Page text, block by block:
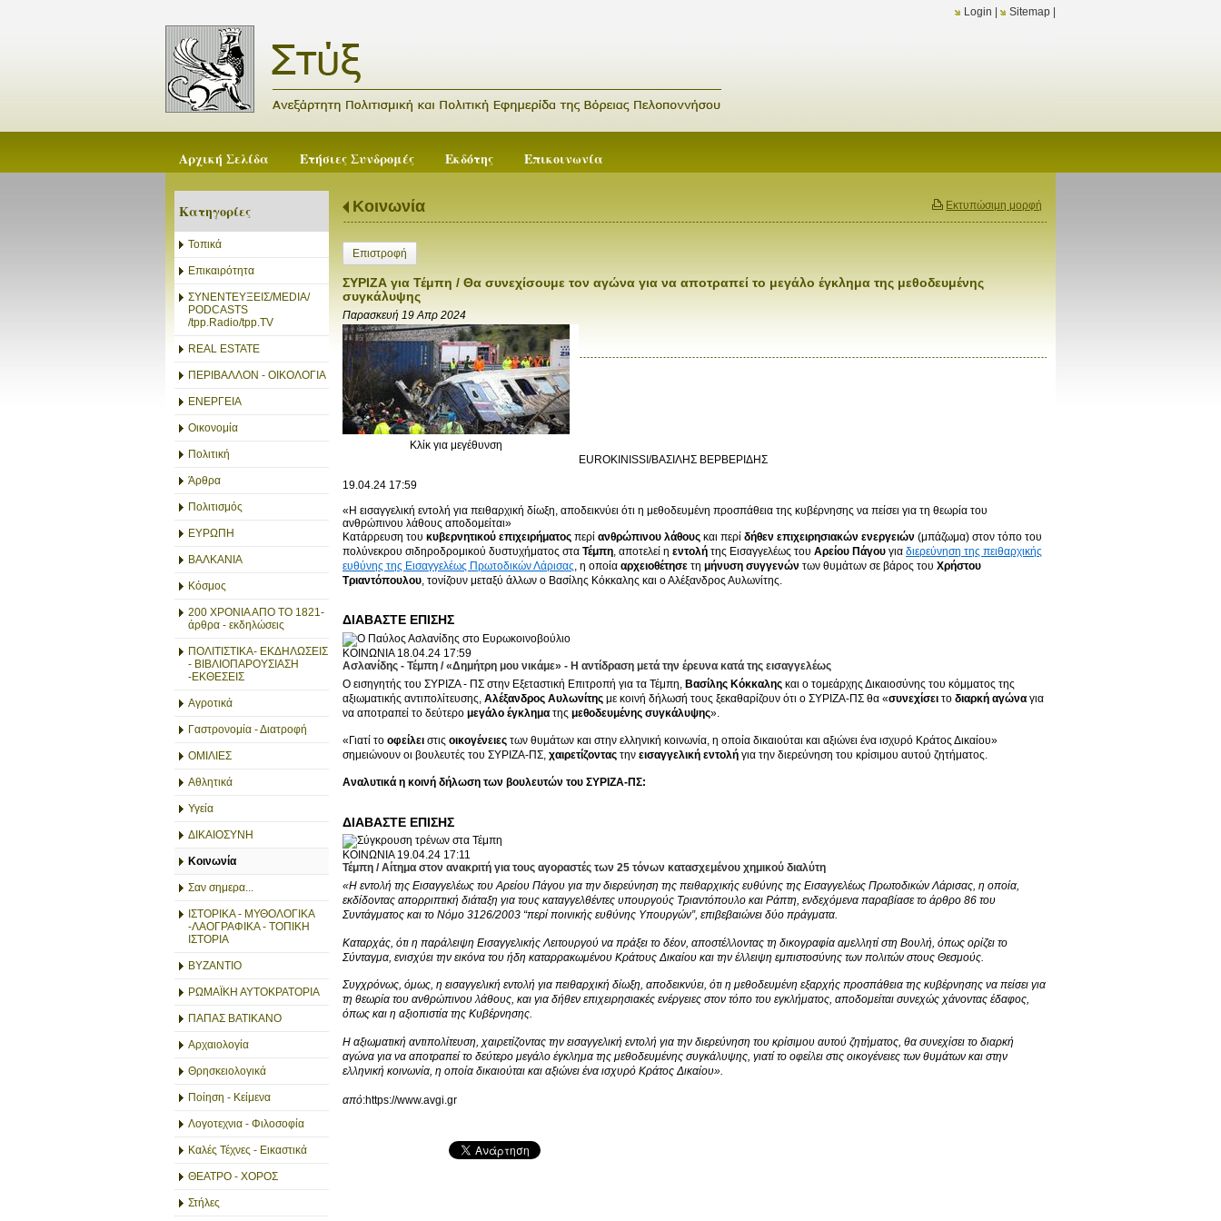
Login Sitemap
Αρχική Σελίδα Ετήσιες Συνδρομές Εκδότης Επικοινωνία
Κατηγορίες
Τοπικά
Επικαιρότητα
ΣΥΝΕΝΤΕΥΞΕΙΣ/MEDIA/
PODCASTS
/tpp.Radio/tpp.TV
REAL ESTATE
ΠΕΡΙΒΑΛΛΟΝ - ΟΙΚΟΛΟΓΙΑ
ΕΝΕΡΓΕΙΑ
Οικονομία
Πολιτική
Άρθρα
Πολιτισμός
ΕΥΡΩΠΗ
ΒΑΛΚΑΝΙΑ
Κόσμος
200 ΧΡΟΝΙΑ ΑΠΟ ΤΟ 1821-
άρθρα - εκδηλώσεις
ΠΟΛΙΤΙΣΤΙΚΑ- ΕΚΔΗΛΩΣΕΙΣ
- ΒΙΒΛΙΟΠΑΡΟΥΣΙΑΣΗ
-ΕΚΘΕΣΕΙΣ
Αγροτικά
Γαστρονομία - Διατροφή
ΟΜΙΛΙΕΣ
Αθλητικά
Υγεία
ΔΙΚΑΙΟΣΥΝΗ
Κοινωνία
Σαν σημερα...
ΙΣΤΟΡΙΚΑ - ΜΥΘΟΛΟΓΙΚΑ
-ΛΑΟΓΡΑΦΙΚΑ - ΤΟΠΙΚΗ
ΙΣΤΟΡΙΑ
ΒΥΖΑΝΤΙΟ
ΡΩΜΑΪΚΗ ΑΥΤΟΚΡΑΤΟΡΙΑ
ΠΑΠΑΣ ΒΑΤΙΚΑΝΟ
Αρχαιολογία
Θρησκειολογικά
Ποίηση - Κείμενα
Λογοτεχνια - Φιλοσοφία
Καλές Τέχνες - Εικαστικά
ΘΕΑΤΡΟ - ΧΟΡΟΣ
Στήλες
Εκτυπώσιμη μορφή
Κοινωνία
Επιστροφή
ΣΥΡΙΖΑ για Τέμπη / Θα συνεχίσουμε τον αγώνα για να αποτραπεί το μεγάλο έγκλημα της μεθοδευμένης
συγκάλυψης
Παρασκευή 19 Απρ 2024
Κλίκ για μεγέθυνση
EUROKINISSI/ΒΑΣΙΛΗΣ ΒΕΡΒΕΡΙΔΗΣ
19.04.24 17:59
«Η εισαγγελική εντολή για πειθαρχική δίωξη, αποδεικνύει ότι η μεθοδευμένη προσπάθεια της κυβέρνησης να πείσει για τη θεωρία του
ανθρώπινου λάθους αποδομείται»
Κατάρρευση του κυβερνητικού επιχειρήματος περί ανθρώπινου λάθους και περί δήθεν επιχειρησιακών ενεργειών (μπάζωμα) στον τόπο του
πολύνεκρου σιδηροδρομικού δυστυχήματος στα Τέμπη , αποτελεί η εντολή της Εισαγγελέως του Αρείου Πάγου για διερεύνηση της πειθαρχικής
ευθύνης της Εισαγγελέως Πρωτοδικών Λάρισας , η οποία αρχειοθέτησε τη μήνυση συγγενών των θυμάτων σε βάρος του Χρήστου
Τριαντόπουλου , τονίζουν μεταξύ άλλων ο Βασίλης Κόκκαλης και ο Αλέξανδρος Αυλωνίτης.
ΔΙΑΒΑΣΤΕ ΕΠΙΣΗΣ
ΚΟΙΝΩΝΙΑ18.04.24 17:59
Ασλανίδης - Τέμπη / «Δημήτρη μου νικάμε» - Η αντίδραση μετά την έρευνα κατά της εισαγγελέως
Ο εισηγητής του ΣΥΡΙΖΑ - ΠΣ στην Εξεταστική Επιτροπή για τα Τέμπη, Βασίλης Κόκκαλης και ο τομεάρχης Δικαιοσύνης του κόμματος της
αξιωματικής αντιπολίτευσης, Αλέξανδρος Αυλωνίτης με κοινή δήλωσή τους ξεκαθαρίζουν ότι ο ΣΥΡΙΖΑ-ΠΣ θα «συνεχίσει το διαρκή αγώνα για
να αποτραπεί το δεύτερο μεγάλο έγκλημα της μεθοδευμένης συγκάλυψης».
«Γιατί το οφείλει στις οικογένειες των θυμάτων και στην ελληνική κοινωνία, η οποία δικαιούται και αξιώνει ένα ισχυρό Κράτος Δικαίου»
σημειώνουν οι βουλευτές του ΣΥΡΙΖΑ-ΠΣ, χαιρετίζοντας την εισαγγελική εντολή για την διερεύνηση του κρίσιμου αυτού ζητήματος.
Αναλυτικά η κοινή δήλωση των βουλευτών του ΣΥΡΙΖΑ-ΠΣ:
ΔΙΑΒΑΣΤΕ ΕΠΙΣΗΣ
ΚΟΙΝΩΝΙΑ19.04.24 17:11
Τέμπη / Αίτημα στον ανακριτή για τους αγοραστές των 25 τόνων κατασχεμένου χημικού διαλύτη
«Η εντολή της Εισαγγελέως του Αρείου Πάγου για την διερεύνηση της πειθαρχικής ευθύνης της Εισαγγελέως Πρωτοδικών Λάρισας, η οποία,
εκδίδοντας απορριπτική διάταξη για τους καταγγελθέντες υπουργούς Τριαντόπουλο και Ράπτη, ενδεχόμενα παραβίασε το άρθρο 86 του
Συντάγματος και το Νόμο 3126/2003 “περί ποινικής ευθύνης Υπουργών”, επιβεβαιώνει δύο πράγματα.
Καταρχάς, ότι η παράλειψη Εισαγγελικής Λειτουργού να πράξει το δέον, αποστέλλοντας τη δικογραφία αμελλητί στη Βουλή, όπως ορίζει το
Σύνταγμα, ενισχύει την εικόνα του ήδη καταρρακωμένου Κράτους Δικαίου και την έλλειψη εμπιστοσύνης των πολιτών στους Θεσμούς.
Συγχρόνως, όμως, η εισαγγελική εντολή για πειθαρχική δίωξη, αποδεικνύει, ότι η μεθοδευμένη εξαρχής προσπάθεια της κυβέρνησης να πείσει για
τη θεωρία του ανθρώπινου λάθους, και για δήθεν επιχειρησιακές ενέργειες στον τόπο του εγκλήματος, αποδομείται συνεχώς χάνοντας έδαφος,
όπως και η αξιοπιστία της Κυβέρνησης.
Η αξιωματική αντιπολίτευση, χαιρετίζοντας την εισαγγελική εντολή για την διερεύνηση του κρίσιμου αυτού ζητήματος, θα συνεχίσει το διαρκή
αγώνα για να αποτραπεί το δεύτερο μεγάλο έγκλημα της μεθοδευμένης συγκάλυψης, γιατί το οφείλει στις οικογένειες των θυμάτων και στην
ελληνική κοινωνία, η οποία δικαιούται και αξιώνει ένα ισχυρό Κράτος Δικαίου».
από:https://www.avgi.gr